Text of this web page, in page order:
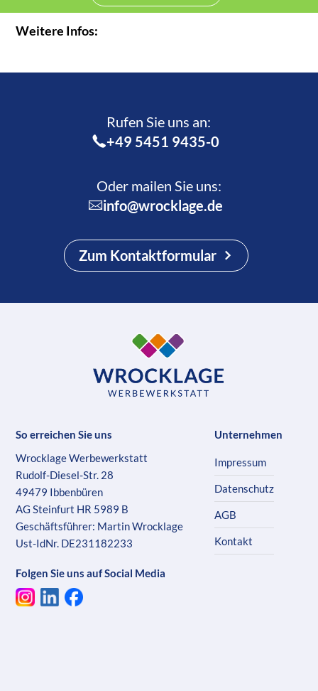
Weitere Infos:
Rufen Sie uns an:­
+49 5451 9435-0
Oder mailen Sie uns:
info@wrocklage.de
Zum Kontaktformular
So erreichen Sie uns
Wrocklage Werbewerkstatt
Rudolf-Diesel-Str. 28
49479 Ibbenbüren
AG Steinfurt HR 5989 B
Geschäftsführer: Martin Wrocklage
Ust-IdNr. DE231182233
Folgen Sie uns auf Social Media
Unternehmen
Impressum
Datenschutz
AGB
Kontakt